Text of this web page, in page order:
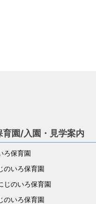
育園/入園・見学案内
ろ保育園
のいろ保育園
じのいろ保育園
のいろ保育園